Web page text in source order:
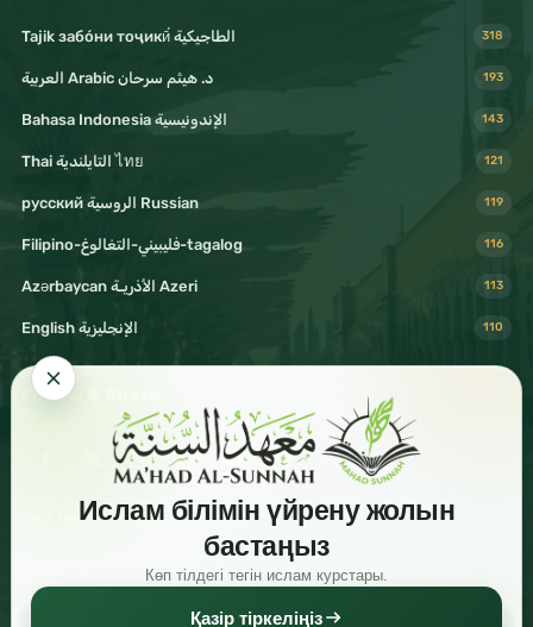
Ислам білімін үйрену жолын
бастаңыз
Көп тілдегі тегін ислам курстары.
Қазір тіркеліңіз
Tajik забо́ни тоҷикӣ́ الطاجيكية 318
د. هيثم سرحان Arabic العربية 193
Bahasa Indonesia الإندونيسية 143
Thai التايلندية ไทย 121
русский الروسية Russian 119
Filipino-فليبيني-التغالوغ-tagalog 116
Azərbaycan الأذريـة Azeri 113
English الإنجليزية 110
Follow & Share
Visit Mahad Sunnah